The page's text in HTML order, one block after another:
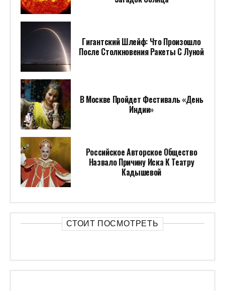
Гигантский Шлейф: Что Произошло
После Столкновения Ракеты С Луной
В Москве Пройдет Фестиваль «День
Индии»
Российское Авторское Общество
Назвало Причину Иска К Театру
Кадышевой
СТОИТ ПОСМОТРЕТЬ